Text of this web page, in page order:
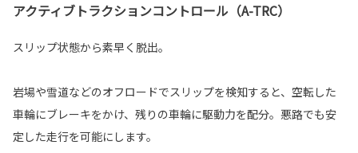
アクティブトラクションコントロール（A-TRC）
スリップ状態から素早く脱出。
岩場や雪道などのオフロードでスリップを検知すると、空転した
車輪にブレーキをかけ、残りの車輪に駆動力を配分。悪路でも安
定した走行を可能にします。